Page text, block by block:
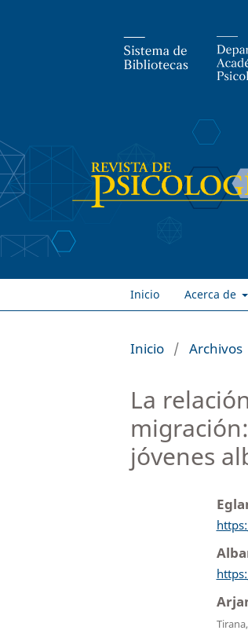
Inicio Acerca de
Inicio / Archivos
La
jóvenes